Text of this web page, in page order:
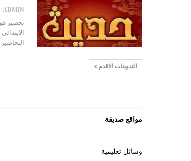
ADMIN
تحضير
التدوينات الاقدم
مواقع صديقة
وسائل تعليمية